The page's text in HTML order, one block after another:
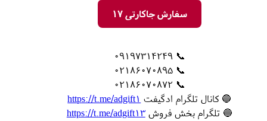
سفارش جاکارتی 17
📞 09197314249
📞 02186070895
📞 02186070872
🔵 کانال تلگرام ادگیفت https://t.me/adgift1
🔵 تلگرام بخش فروشhttps://t.me/adgift13